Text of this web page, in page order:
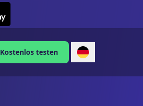
Kostenlos testen